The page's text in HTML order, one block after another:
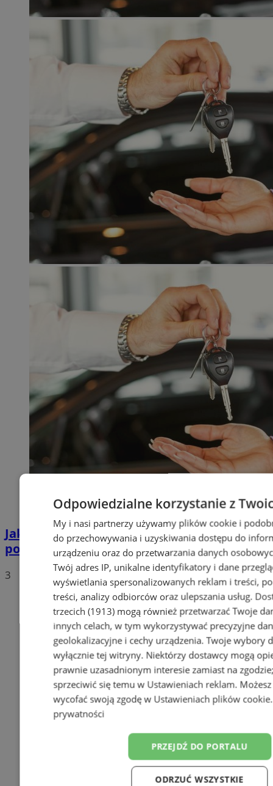
Jakie auta jeżdżą po tyskich, śląskich i
polskich drogach? Te wyniki Was zaskoczą!
3
Odpowiedzialne korzystanie z
My i nasi partnerzy używamy plików cookie i
do przechowywania i uzyskiwania dostępu do
urządzeniu oraz do przetwarzania danych
Twój adres IP, unikalne identyfikatory i dane
wyświetlania spersonalizowanych reklam i treści,
treści, analizy odbiorców oraz ulepszania usług.
trzecich (1913) mogą również przetwarzać Twoje
innych celach, w tym wykorzystywać precyzyjne
geolokalizacyjne i cechy urządzenia. Twoje wybory
wyłącznie tej witryny. Niektórzy dostawcy mogą
prawnie uzasadnionym interesie zamiast na
sprzeciwić się temu w Ustawieniach reklam.
wycofać swoją zgodę w Ustawieniach plików cookie
prywatności
PRZEJDŹ DO PORTALU
ODRZUĆ WSZYSTKIE